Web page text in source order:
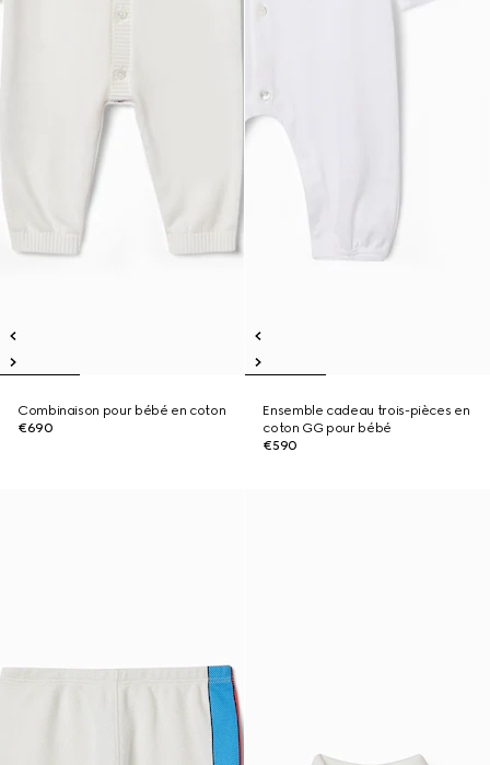
Combinaison pour bébé en coton
€690
Ensemble cadeau trois-pièces en
coton GG pour bébé
€590